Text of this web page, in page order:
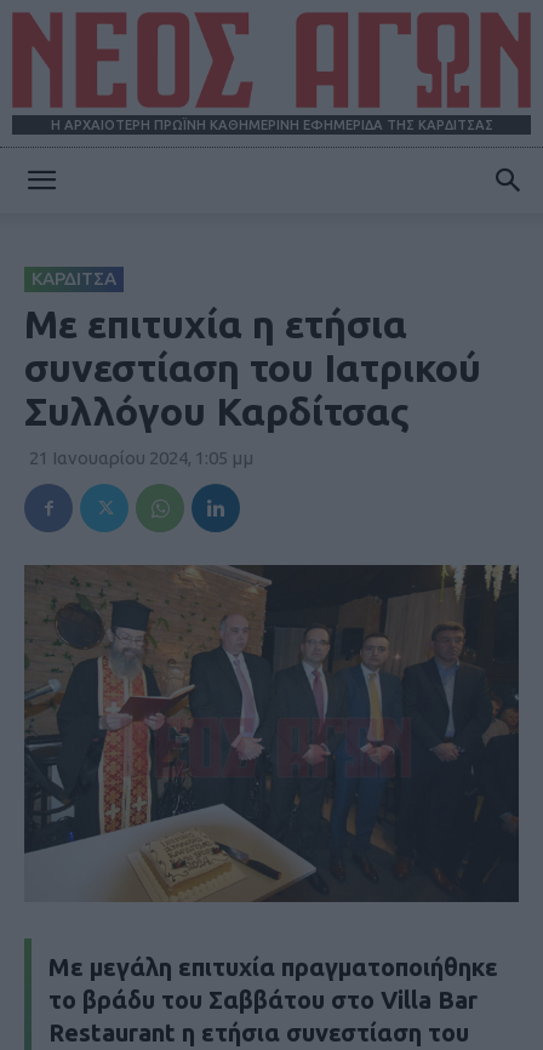
Η ΑΡΧΑΙΟΤΕΡΗ ΠΡΩΪΝΗ ΚΑΘΗΜΕΡΙΝΗ ΕΦΗΜΕΡΙΔΑ ΤΗΣ ΚΑΡΔΙΤΣΑΣ
ΚΑΡΔΙΤΣΑ
Με επιτυχία η ετήσια
συνεστίαση του Ιατρικού
Συλλόγου Καρδίτσας
21 Ιανουαρίου 2024, 1:05 μμ
Με μεγάλη επιτυχία πραγματοποιήθηκε
το βράδυ του Σαββάτου στο Villa Bar
Restaurant η ετήσια συνεστίαση του